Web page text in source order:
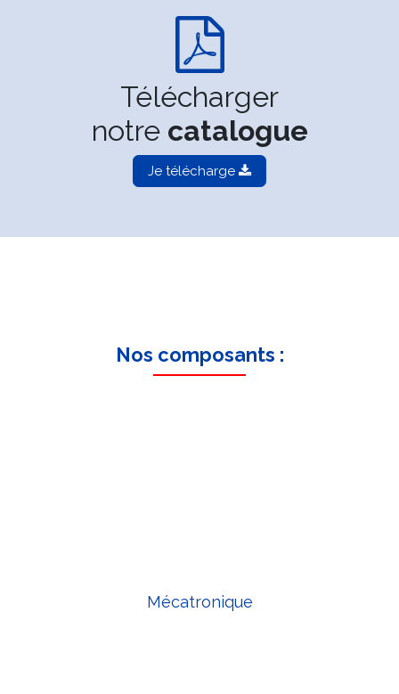
Télécharger
notre catalogue
Je télécharge
Nos composants :
Mécatronique